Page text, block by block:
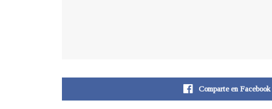
Comparte en Facebook